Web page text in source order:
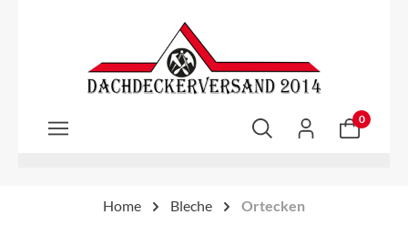
Zum Hauptinhalt springen
0
Home Bleche Ortecken